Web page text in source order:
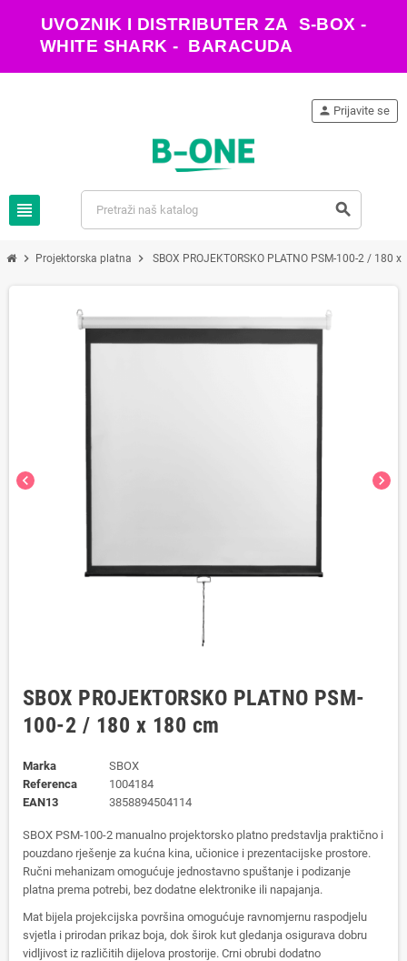
UVOZNIK I DISTRIBUTER ZA S-BOX -
WHITE SHARK - BARACUDA
view_headline search
person Prijavite se
chevron_right Projektorska platna chevron_right SBOX PROJEKTORSKO PLATNO PSM-100-2 / 180
chevron_left chevron_right
SBOX PROJEKTORSKO PLATNO PSM-
100-2 / 180 x 180 cm
Marka
SBOX
Referenca
1004184
EAN13
3858894504114
SBOX PSM-100-2 manualno projektorsko platno predstavlja praktično i
pouzdano rješenje za kućna kina, učionice i prezentacijske prostore.
Ručni mehanizam omogućuje jednostavno spuštanje i podizanje
platna prema potrebi, bez dodatne elektronike ili napajanja.
Mat bijela projekcijska površina omogućuje ravnomjernu raspodjelu
svjetla i prirodan prikaz boja, dok širok kut gledanja osigurava dobru
vidljivost iz različitih dijelova prostorije. Crni obrubi dodatno